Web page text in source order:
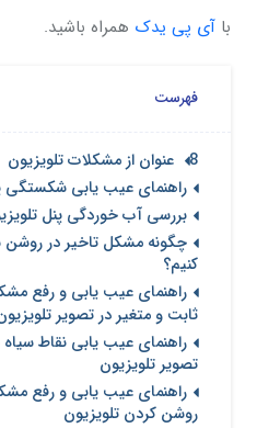
با آی پی یدک همراه باشید.
فهرست
8 عنوان از مشکلات تلویزیون
راهنمای عیب یابی شکستگی
بررسی آب خوردگی پنل
چگونه مشکل تاخیر در روشن
کنیم؟
راهنمای عیب یابی و رفع
ثابت و متغیر در تصویر
راهنمای عیب یابی نقاط سیاه
تصویر تلویزیون
راهنمای عیب یابی و رفع
روشن کردن تلویزیون